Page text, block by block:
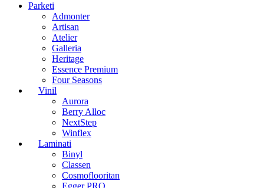
Parketi
Admonter
Artisan
Atelier
Galleria
Heritage
Essence Premium
Four Seasons
Vinil
Aurora
Berry Alloc
NextStep
Winflex
Laminati
Binyl
Classen
Cosmoflooritan
Egger PRO